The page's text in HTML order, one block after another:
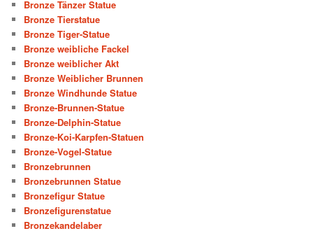
Bronze Tänzer Statue
Bronze Tierstatue
Bronze Tiger-Statue
Bronze weibliche Fackel
Bronze weiblicher Akt
Bronze Weiblicher Brunnen
Bronze Windhunde Statue
Bronze-Brunnen-Statue
Bronze-Delphin-Statue
Bronze-Koi-Karpfen-Statuen
Bronze-Vogel-Statue
Bronzebrunnen
Bronzebrunnen Statue
Bronzefigur Statue
Bronzefigurenstatue
Bronzekandelaber